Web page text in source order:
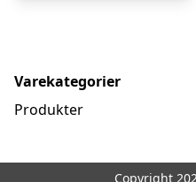
Varekategorier
Produkter
Copyright